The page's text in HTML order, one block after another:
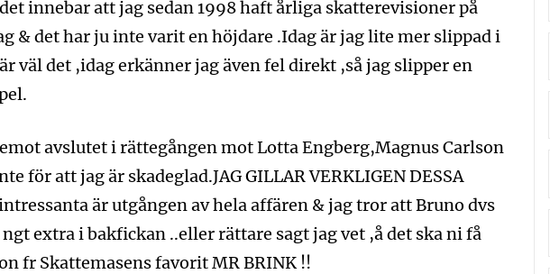
innebar att jag sedan 1998 haft årliga skatterevisioner på
& det har ju inte varit en höjdare .Idag är jag lite mer slippad i
väl det ,idag erkänner jag även fel direkt ,så jag slipper en
avslutet i rättegången mot Lotta Engberg,Magnus Carlson
för att jag är skadeglad.JAG GILLAR VERKLIGEN DESSA
är utgången av hela affären & jag tror att Bruno dvs
extra i bakfickan ..eller rättare sagt jag vet ,å det ska ni få
fr Skattemasens favorit MR BRINK !!